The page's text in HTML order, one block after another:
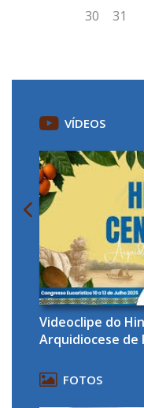
VÍDEOS
Videoclipe do
Arquidiocese de
FOTOS